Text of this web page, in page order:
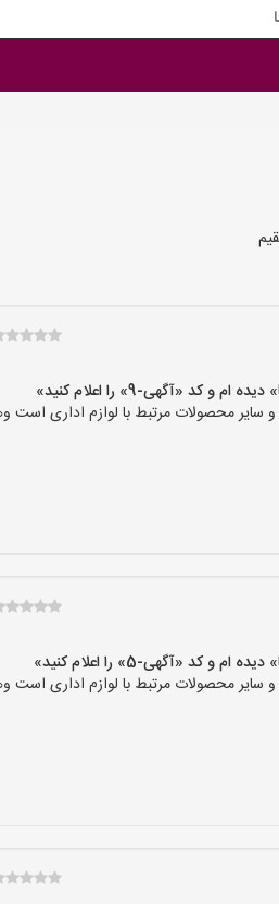
«آگهی-9» را اعلام کنید»
محصولات مرتبط با لوازم اداری است
«آگهی-5» را اعلام کنید»
محصولات مرتبط با لوازم اداری است